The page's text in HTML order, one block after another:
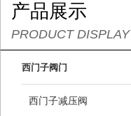
产品展示
PRODUCT DISPLAY
西门子阀门
西门子减压阀